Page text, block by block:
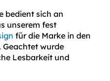
bedient sich an
unserem fest
für die Marke in den
Geachtet wurde
Lesbarkeit und